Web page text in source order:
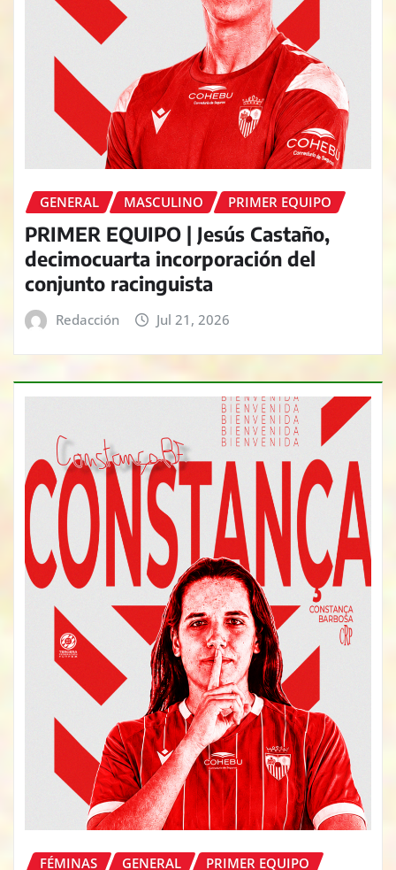
GENERAL MASCULINO PRIMER EQUIPO
PRIMER EQUIPO | Jesús Castaño,
decimocuarta incorporación del
conjunto racinguista
Redacción Jul 21, 2026
FÉMINAS GENERAL PRIMER EQUIPO